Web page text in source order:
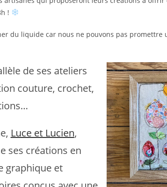
!
du liquide car nous ne pouvons pas promettre
de ses ateliers
couture, crochet,
Luce et Lucien,
ses créations en
graphique et